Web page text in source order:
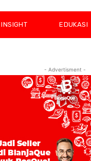
EDUKASI
- Advertisment -